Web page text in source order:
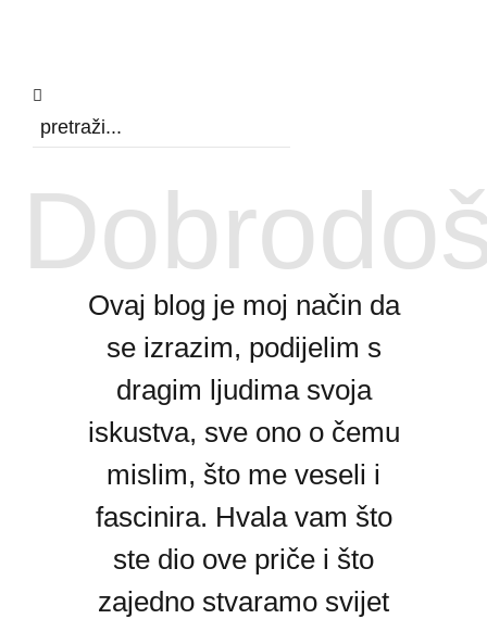
Ovaj blog je moj način da
se izrazim, podijelim s
dragim ljudima svoja
iskustva, sve ono o čemu
mislim, što me veseli i
fascinira. Hvala vam što
ste dio ove priče i što
zajedno stvaramo svijet